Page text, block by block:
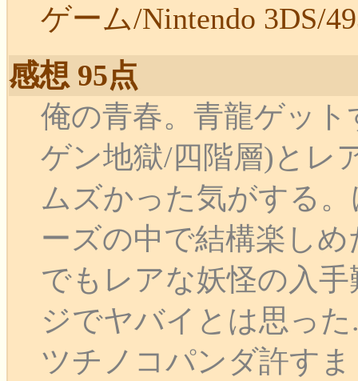
ゲーム/Nintendo 3DS/
感想 95点
俺の青春。青龍ゲッ
ゲン地獄/四階層)とレ
ムズかった気がする
ーズの中で結構楽しめ
でもレアな妖怪の入
ジでヤバイとは思った
ツチノコパンダ許す